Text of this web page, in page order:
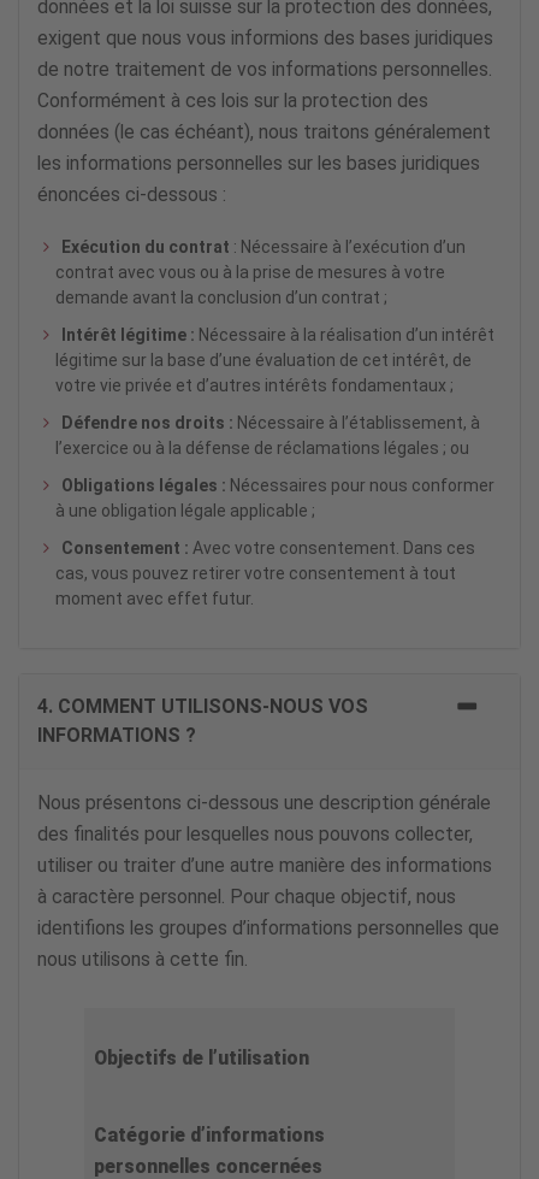
données et la loi suisse sur la protection des données,
exigent que nous vous informions des bases juridiques
de notre traitement de vos informations personnelles.
Conformément à ces lois sur la protection des
données (le cas échéant), nous traitons généralement
les informations personnelles sur les bases juridiques
énoncées ci-dessous :
Exécution du contrat : Nécessaire à l’exécution d’un
contrat avec vous ou à la prise de mesures à votre
demande avant la conclusion d’un contrat ;
Intérêt légitime : Nécessaire à la réalisation d’un intérêt
légitime sur la base d’une évaluation de cet intérêt, de
votre vie privée et d’autres intérêts fondamentaux ;
Défendre nos droits : Nécessaire à l’établissement, à
l’exercice ou à la défense de réclamations légales ; ou
Obligations légales : Nécessaires pour nous conformer
à une obligation légale applicable ;
Consentement : Avec votre consentement. Dans ces
cas, vous pouvez retirer votre consentement à tout
moment avec effet futur.
4. COMMENT UTILISONS-NOUS VOS
INFORMATIONS ?
Nous présentons ci-dessous une description générale
des finalités pour lesquelles nous pouvons collecter,
utiliser ou traiter d’une autre manière des informations
à caractère personnel. Pour chaque objectif, nous
identifions les groupes d’informations personnelles que
nous utilisons à cette fin.
Objectifs de l’utilisation
Catégorie d’informations
personnelles concernées